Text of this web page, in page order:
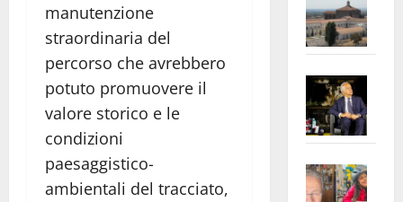
manutenzione
straordinaria del
percorso che avrebbero
potuto promuovere il
valore storico e le
condizioni
paesaggistico-
ambientali del tracciato,
apre